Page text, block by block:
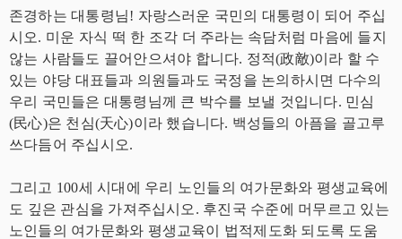
존경하는 대통령님! 자랑스러운 국민의 대통령이 되어 주십
시오. 미운 자식 떡 한 조각 더 주라는 속담처럼 마음에 들지
않는 사람들도 끌어안으셔야 합니다. 정적(政敵)이라 할 수
있는 야당 대표들과 의원들과도 국정을 논의하시면 다수의
우리 국민들은 대통령님께 큰 박수를 보낼 것입니다. 민심
(民心)은 천심(天心)이라 했습니다. 백성들의 아픔을 골고루
쓰다듬어 주십시오.
그리고 100세 시대에 우리 노인들의 여가문화와 평생교육에
도 깊은 관심을 가져주십시오. 후진국 수준에 머무르고 있는
노인들의 여가문화와 평생교육이 법적제도화 되도록 도움